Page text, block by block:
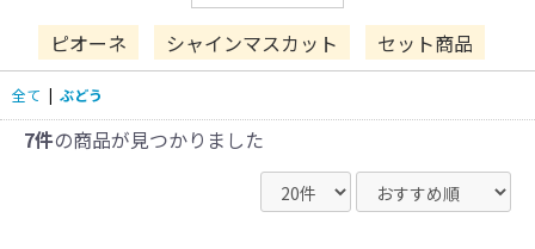
ピオーネ
シャインマスカット セット商品
全て | ぶどう
7件の商品が見つかりました